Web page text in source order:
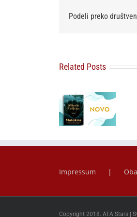
Podeli preko
Related Posts
prodaji od 3.
Besplatna
dostava i
popust od 30
posto za
savremeni
roman
Impressum
Copyright 2018. ATA Stars |